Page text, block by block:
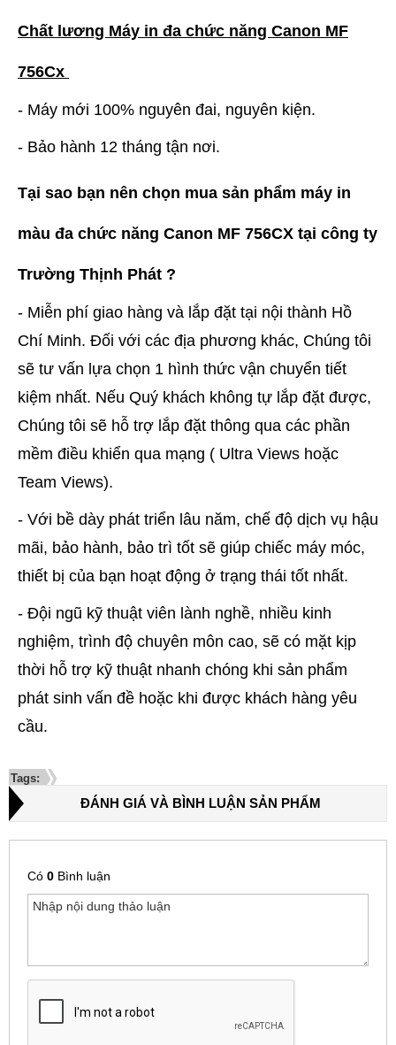
Chất lương Máy in đa chức năng Canon MF
756Cx
- Máy mới 100% nguyên đai, nguyên kiện.
- Bảo hành 12 tháng tận nơi.
Tại sao bạn nên chọn mua sản phẩm máy in
màu đa chức năng Canon MF 756CX tại công ty
Trường Thịnh Phát ?
- Miễn phí giao hàng và lắp đặt tại nội thành Hồ
Chí Minh. Đối với các địa phương khác, Chúng tôi
sẽ tư vấn lựa chọn 1 hình thức vận chuyển tiết
kiệm nhất. Nếu Quý khách không tự lắp đặt được,
Chúng tôi sẽ hỗ trợ lắp đặt thông qua các phần
mềm điều khiển qua mạng ( Ultra Views hoặc
Team Views).
- Với bề dày phát triển lâu năm, chế độ dịch vụ hậu
mãi, bảo hành, bảo trì tốt sẽ giúp chiếc máy móc,
thiết bị của bạn hoạt động ở trạng thái tốt nhất.
- Đội ngũ kỹ thuật viên lành nghề, nhiều kinh
nghiệm, trình độ chuyên môn cao, sẽ có mặt kịp
thời hỗ trợ kỹ thuật nhanh chóng khi sản phẩm
phát sinh vấn đề hoặc khi được khách hàng yêu
cầu.
Tags:
ĐÁNH GIÁ VÀ BÌNH LUẬN SẢN PHẨM
Có 0 Bình luận